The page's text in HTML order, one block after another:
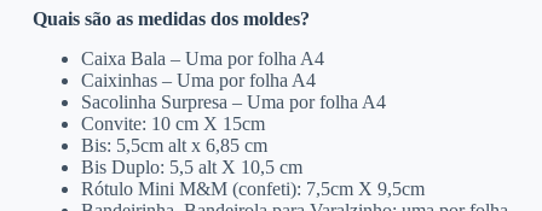
Quais são as medidas dos moldes?
Caixa Bala – Uma por folha A4
Caixinhas – Uma por folha A4
Sacolinha Surpresa – Uma por folha A4
Convite: 10 cm X 15cm
Bis: 5,5cm alt x 6,85 cm
Bis Duplo: 5,5 alt X 10,5 cm
Rótulo Mini M&M (confeti): 7,5cm X 9,5cm